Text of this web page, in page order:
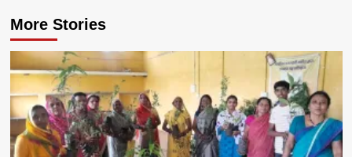
More Stories